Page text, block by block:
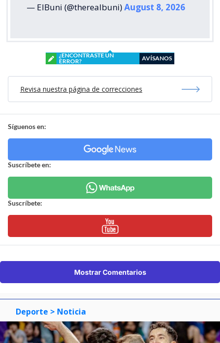
— ElBuni (@therealbuni)August 8, 2026
¿ENCONTRASTE UN
ERROR?
AVÍSANOS
Revisa nuestra página de correcciones
Síguenos en:
Suscríbete en:
Suscríbete:
Mostrar Comentarios
Deporte > Noticia